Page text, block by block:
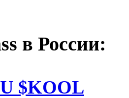
в России:
$KOOL